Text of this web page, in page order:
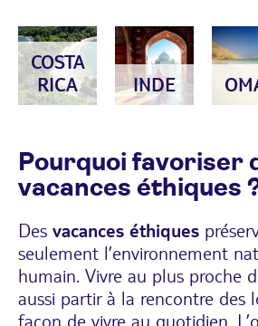
COSTA
RICA
INDE
Pourquoi favoriser
vacances éthiques
Des vacances éthiques
seulement l’environnement
humain. Vivre au plus proche
aussi partir à la rencontre des
façon de vivre au quotidien.